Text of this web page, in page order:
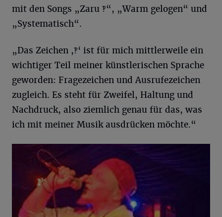
mit den Songs „Zaru ‽“, „Warm gelogen“ und
„Systematisch“.
„Das Zeichen ,‽‘ ist für mich mittlerweile ein
wichtiger Teil meiner künstlerischen Sprache
geworden: Fragezeichen und Ausrufezeichen
zugleich. Es steht für Zweifel, Haltung und
Nachdruck, also ziemlich genau für das, was
ich mit meiner Musik ausdrücken möchte.“